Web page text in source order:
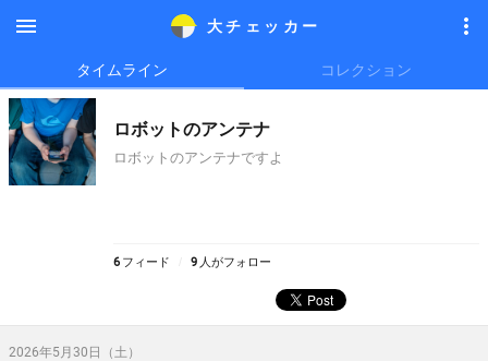
大チェッカ ー
ロボットのアンテナ
ロボットのアンテナですよ
6 フィード 9 人がフォロー
タイムライン コレクション
2026年5月30日（土）